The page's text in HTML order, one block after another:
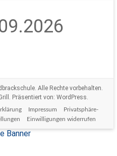
. Alle Rechte vorbehalten.
Präsentiert von:WordPress.
Impressum
Privatsphäre-
Einwilligungen widerrufen
Banner